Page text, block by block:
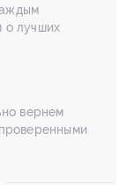
о лучших
вернем